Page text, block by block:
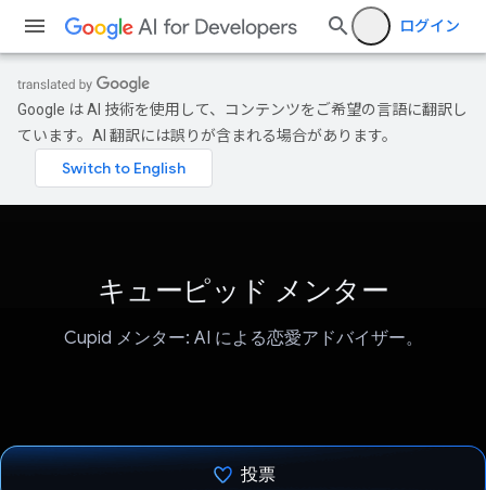
ログイン
Google は AI 技術を使用して、コンテンツをご希望の言語に翻訳し
ています。AI 翻訳には誤りが含まれる場合があります。
キューピッド メンター
Cupid メンター: AI による恋愛アドバイザー。
投票